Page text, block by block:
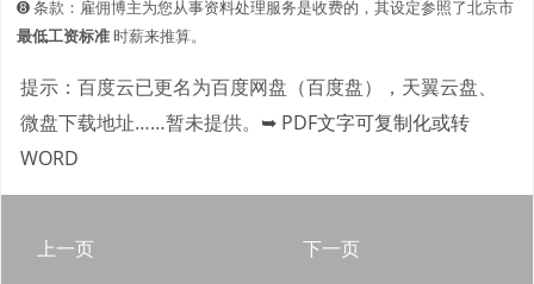
➑ 条款：雇佣博主为您从事资料处理服务是收费的，其设定参照了北京市
最低工资标准时薪来推算。
提示：百度云已更名为百度网盘（百度盘），天翼云盘、
微盘下载地址……暂未提供。 ➥ PDF文字可复制化或转
WORD
上一页
下一页